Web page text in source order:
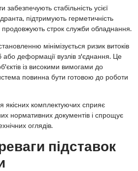
забезпечують стабільність усієї
підтримують герметичність
продовжують строк служби обладнання.
мінімізується ризик витоків
деформації вузлів з'єднання. Це
із високими вимогами до
повинна бути готовою до роботи
якісних комплектуючих сприяє
нормативних документів і спрощує
оглядів.
підставок